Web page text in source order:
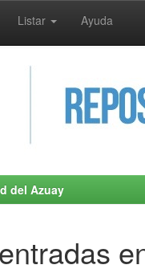
Listar Ayuda
del Azuay